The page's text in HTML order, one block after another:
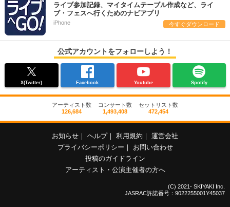
ライブ参加記録、マイタイムテーブル作成など、ライ
ブ・フェスへ行くためのナビアプリ
iPhone 今すぐダウンロード
公式アカウントをフォローしよう！
X(Twitter) Facebook Youtube Spotify
アーティスト数
126,684
コンサート数
1,493,408
セットリスト数
472,454
お知らせ ヘルプ 利用規約
運営会社
プライバシーポリシー
お問い合わせ
投稿のガイドライン
アーティスト・公演主催者の方へ
(C) 2021- SKIYAKI Inc.
JASRAC許諾番号：9022255001Y45037